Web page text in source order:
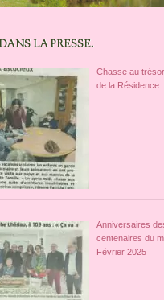
LA PRESSE.
Chasse au
de la Résidence
Anniversaires
centenaires du
Février 2025